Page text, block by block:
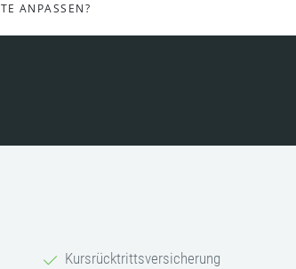
ANPASSEN?
Kursrücktrittsversicherung